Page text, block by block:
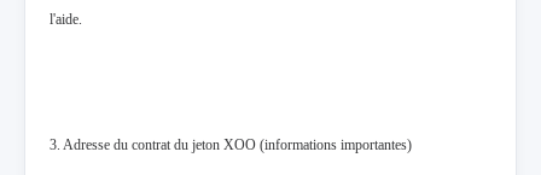
l'aide.
3. Adresse du contrat du jeton XOO (informations importantes)